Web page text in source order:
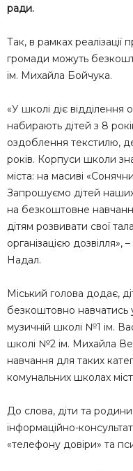
ради.
Так, в рамках реалізації
громади можуть
ім. Михайла Бойчука.
«У школі діє
набирають дітей з 8
оздоблення текстилю,
років. Корпуси школи
міста: на масиві
Запрошуємо дітей наших
на безкоштовне
дітям розвивати свої
організацією дозвілля»,
Надал.
Міський голова додає,
безкоштовно навчатись
музичній школі №1 ім.
школі №2 ім. Михайла
навчання для таких
комунальних школах
До слова, діти та
інформаційно-
«телефону довіри» та